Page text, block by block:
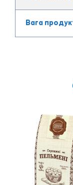
Вага